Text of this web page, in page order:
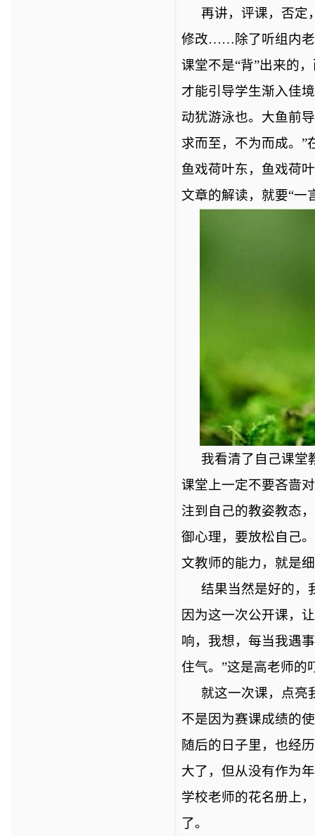
再讲，评课，否定
修改……除了听组内老
课堂不是“背”出来的
才能引导学生渐入佳
动犹游泳也。大鱼前
求而至，不为而成。”
鱼戏荷叶东，鱼戏荷
文章的解读，就要“一
我看清了自己课堂
课堂上一定不要吝啬
注到自己的教姿教态
御心理，要放松自己
文教师的能力，就是
结果当然是好的，
因为这一次公开课，
响，我想，每当我遇
住气。”这是高老师的
就这一次课，点亮
不是因为赛课成绩的
随后的日子里，也经
大了，但从没有作为
学校老师的花名册上
了。